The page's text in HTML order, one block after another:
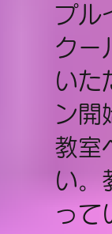
プル
クー
いた
ン開
教室
い。
って